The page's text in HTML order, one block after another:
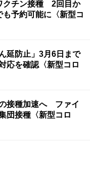
チン接種 2回目か
も予約可能に〈新型コ
延防止」3月6日まで
応を確認〈新型コロ
接種加速へ ファイ
団接種〈新型コロ